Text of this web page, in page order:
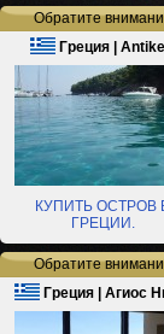
Обратите
Греция |
КУПИТЬ ОСТРОВ
ГРЕЦИИ.
Обратите
Греция | Агиос